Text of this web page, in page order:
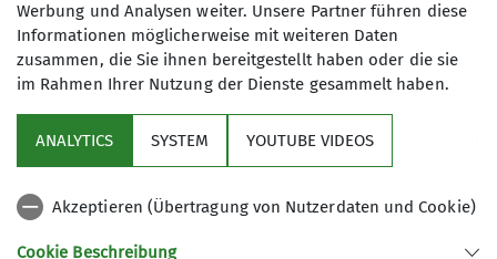
Mitglieder des DAV Koblenz können über die
Geschäftsstelle ermäßigte Eintrittskarten für die
Kletter- und BoulderhalleChimpanzodromein
Frechen beziehen. Eine reguläre 11er-Karte für
Erwachsene kostet 165,00€, wir können euch die
Karte für 125,00€ anbieten.
Gebucht werden kann die Karte unter dem unten
stehenden Link. Tragt euch in das Formular ein
Werbung und Analysen weiter. Unsere Partner führen diese
Informationen möglicherweise mit weiteren Daten
zusammen, die Sie ihnen bereitgestellt haben oder die sie
im Rahmen Ihrer Nutzung der Dienste gesammelt haben.
ANALYTICS SYSTEM YOUTUBE VIDEOS
Akzeptieren (Übertragung von Nutzerdaten und Cookie)
Cookie Beschreibung